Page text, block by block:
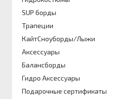
SUP борды
Трапеции
КайтСноуборды/Лыжи
Аксессуары
Балансборды
Гидро Аксессуары
Подарочные сертификаты